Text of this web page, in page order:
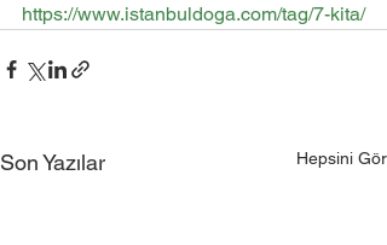
https://www.istanbuldoga.com/tag/7-kita/
Son Yazılar Hepsini Gör